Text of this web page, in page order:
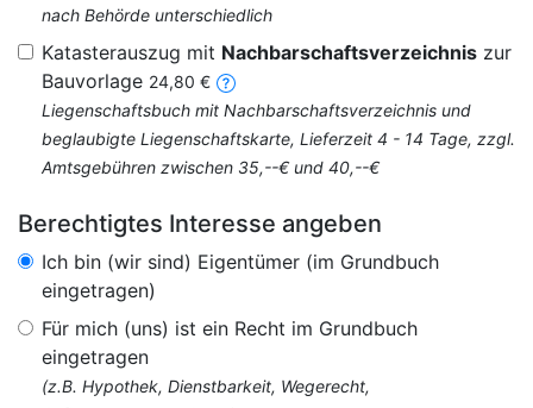
nach Behörde unterschiedlich
Katasterauszug mit Nachbarschaftsverzeichnis zur
Bauvorlage 24,80 €
Liegenschaftsbuch mit Nachbarschaftsverzeichnis und
beglaubigte Liegenschaftskarte, Lieferzeit 4 - 14 Tage, zzgl.
Amtsgebühren zwischen 35,--€ und 40,--€
Berechtigtes Interesse angeben
Ich bin (wir sind) Eigentümer (im Grundbuch
eingetragen)
Für mich (uns) ist ein Recht im Grundbuch
eingetragen
(z.B. Hypothek, Dienstbarkeit, Wegerecht,